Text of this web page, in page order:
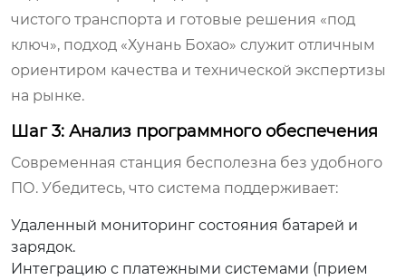
чистого транспорта и готовые решения «под
ключ», подход «Хунань Бохао» служит отличным
ориентиром качества и технической экспертизы
на рынке.
Шаг 3: Анализ программного обеспечения
Современная станция бесполезна без удобного
ПО. Убедитесь, что система поддерживает:
Удаленный мониторинг состояния батарей и
зарядок.
Интеграцию с платежными системами (прием